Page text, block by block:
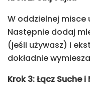
W oddzielnej misce
Następnie dodaj
(jeśli używasz) i
dokładnie
Krok 3: Łącz Suche i